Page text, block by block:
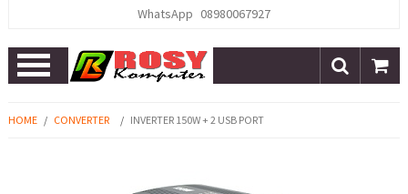
WhatsApp 08980067927
Open
Menu
HOME / CONVERTER / INVERTER 150W + 2 USB PORT